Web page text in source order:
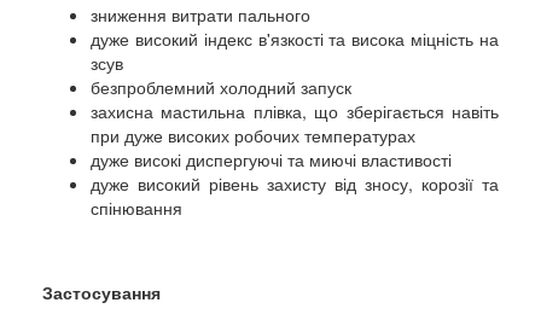
зниження витрати пального
дуже високий індекс в'язкості та висока міцність на
зсув
безпроблемний холодний запуск
захисна мастильна плівка, що зберігається навіть
при дуже високих робочих температурах
дуже високі диспергуючі та миючі властивості
дуже високий рівень захисту від зносу, корозії та
спінювання
Застосування